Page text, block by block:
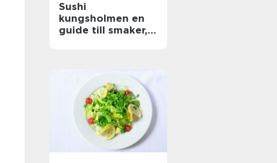
Sushi
kungsholmen en
guide till smaker,